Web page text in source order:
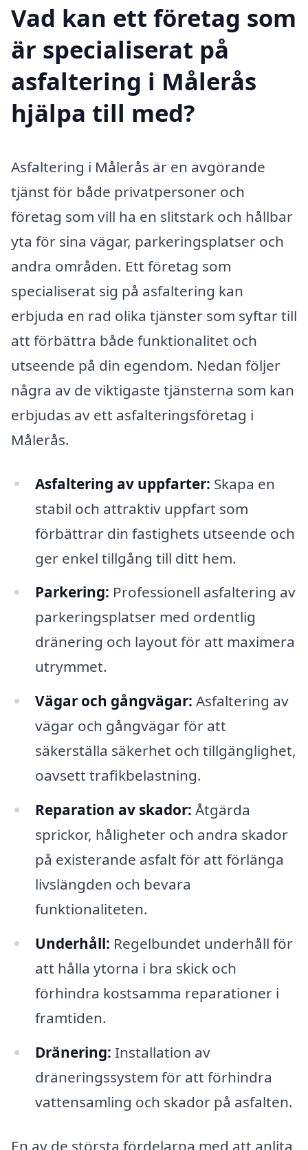
Vad kan ett företag som
är specialiserat på
asfaltering i Målerås
hjälpa till med?
Asfaltering i Målerås är en avgörande
tjänst för både privatpersoner och
företag som vill ha en slitstark och hållbar
yta för sina vägar, parkeringsplatser och
andra områden. Ett företag som
specialiserat sig på asfaltering kan
erbjuda en rad olika tjänster som syftar till
att förbättra både funktionalitet och
utseende på din egendom. Nedan följer
några av de viktigaste tjänsterna som kan
erbjudas av ett asfalteringsföretag i
Målerås.
Asfaltering av uppfarter: Skapa en
stabil och attraktiv uppfart som
förbättrar din fastighets utseende och
ger enkel tillgång till ditt hem.
Parkering: Professionell asfaltering av
parkeringsplatser med ordentlig
dränering och layout för att maximera
utrymmet.
Vägar och gångvägar: Asfaltering av
vägar och gångvägar för att
säkerställa säkerhet och tillgänglighet,
oavsett trafikbelastning.
Reparation av skador: Åtgärda
sprickor, håligheter och andra skador
på existerande asfalt för att förlänga
livslängden och bevara
funktionaliteten.
Underhåll: Regelbundet underhåll för
att hålla ytorna i bra skick och
förhindra kostsamma reparationer i
framtiden.
Dränering: Installation av
dräneringssystem för att förhindra
vattensamling och skador på asfalten.
En av de största fördelarna med att anlita